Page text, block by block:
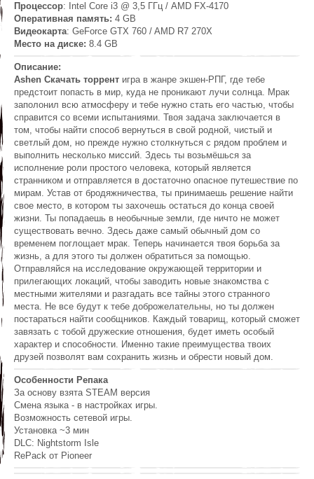
Процессор: Intel Core i3 @ 3,5 ГГц / AMD FX-4170
Оперативная память: 4 GB
Видеокарта: GeForce GTX 760 / AMD R7 270X
Место на диске: 8.4 GB
Описание:
Ashen Скачать торрент игра в жанре экшен-РПГ, где тебе
предстоит попасть в мир, куда не проникают лучи солнца. Мрак
заполонил всю атмосферу и тебе нужно стать его частью, чтобы
справится со всеми испытаниями. Твоя задача заключается в
том, чтобы найти способ вернуться в свой родной, чистый и
светлый дом, но прежде нужно столкнуться с рядом проблем и
выполнить несколько миссий. Здесь ты возьмёшься за
исполнение роли простого человека, который является
странником и отправляется в достаточно опасное путешествие по
мирам. Устав от бродяжничества, ты принимаешь решение найти
свое место, в котором ты захочешь остаться до конца своей
жизни. Ты попадаешь в необычные земли, где ничто не может
существовать вечно. Здесь даже самый обычный дом со
временем поглощает мрак. Теперь начинается твоя борьба за
жизнь, а для этого ты должен обратиться за помощью.
Отправляйся на исследование окружающей территории и
прилегающих локаций, чтобы заводить новые знакомства с
местными жителями и разгадать все тайны этого странного
места. Не все будут к тебе доброжелательны, но ты должен
постараться найти сообщников. Каждый товарищ, который сможет
завязать с тобой дружеские отношения, будет иметь особый
характер и способности. Именно такие преимущества твоих
друзей позволят вам сохранить жизнь и обрести новый дом.
Особенности Репака
За основу взята STEAM версия
Смена языка - в настройках игры.
Возможность сетевой игры.
Установка ~3 мин
DLC: Nightstorm Isle
RePack от Pioneer